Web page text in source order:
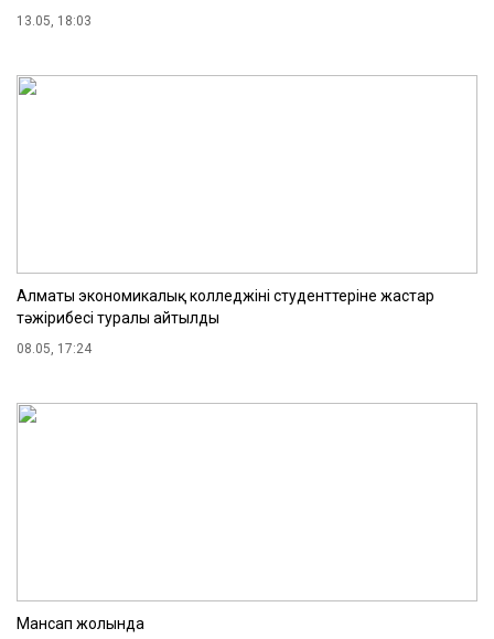
13.05, 18:03
Алматы экономикалық колледжінің студенттеріне жастар
тәжірибесі туралы айтылды
08.05, 17:24
Мансап жолында